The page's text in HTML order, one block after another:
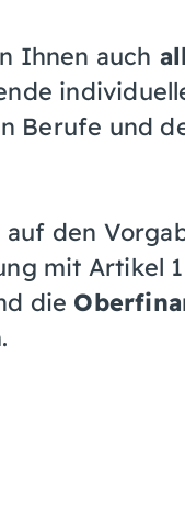
Ihnen auch
Berufe und
den
mit Artikel
die
.